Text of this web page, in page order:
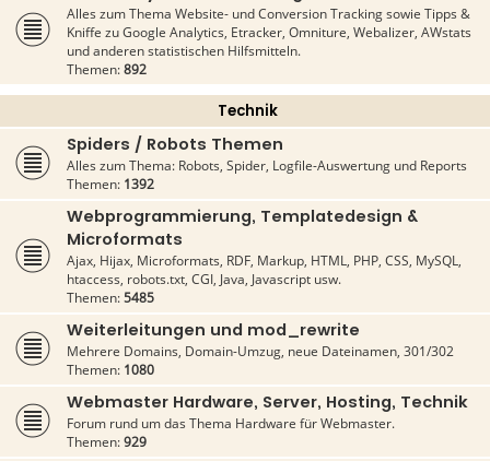
Alles zum Thema Website- und Conversion Tracking sowie Tipps &
Kniffe zu Google Analytics, Etracker, Omniture, Webalizer, AWstats
und anderen statistischen Hilfsmitteln.
Themen:892
Technik
Spiders / Robots Themen
Alles zum Thema: Robots, Spider, Logfile-Auswertung und Reports
Themen: 1392
Webprogrammierung, Templatedesign &
Microformats
Ajax, Hijax, Microformats, RDF, Markup, HTML, PHP, CSS, MySQL,
htaccess, robots.txt, CGI, Java, Javascript usw.
Themen:5485
Weiterleitungen und mod_rewrite
Mehrere Domains, Domain-Umzug, neue Dateinamen, 301/302
Themen: 1080
Webmaster Hardware, Server, Hosting, Technik
Forum rund um das Thema Hardware für Webmaster.
Themen:929